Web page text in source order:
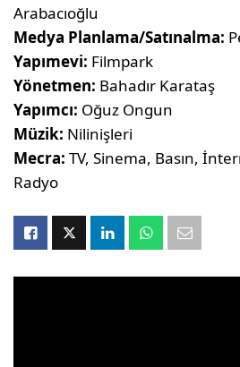
Arabacıoğlu
Medya Planlama/Satınalma:
Yapımevi: Filmpark
Yönetmen: Bahadır Karataş
Yapımcı: Oğuz Ongun
Müzik: Nilinişleri
Mecra: TV, Sinema, Basın,
Radyo